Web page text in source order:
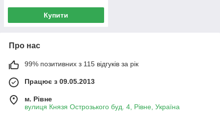
Купити
Про нас
99% позитивних з 115 відгуків за рік
Працює з 09.05.2013
м. Рівне
вулиця Князя Острозького буд. 4, Рівне, Україна